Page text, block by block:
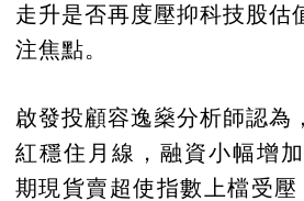
走升是否再度壓抑科技股估
注焦點。
啟發投顧容逸燊分析師認為
紅穩住月線，融資小幅增
期現貨賣超使指數上檔受